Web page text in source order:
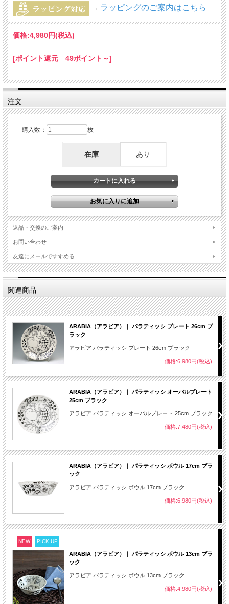
→ ラッピングのご案内はこちら
価格:4,980円(税込)
[ポイント還元 49ポイント～]
注文
購入数： 枚
在庫 あり
返品・交換のご案内
お問い合わせ
友達にメールですすめる
関連商品
ARABIA（アラビア）｜ パラティッシ プレート 26cm ブ
ラック
アラビア パラティッシ プレート 26cm ブラック
価格:6,980円(税込)
ARABIA（アラビア）｜ パラティッシ オーバルプレート
25cm ブラック
アラビア パラティッシ オーバルプレート 25cm ブラック
価格:7,480円(税込)
ARABIA（アラビア）｜ パラティッシ ボウル 17cm ブラ
ック
アラビア パラティッシ ボウル 17cm ブラック
価格:6,980円(税込)
NEW PICK UP
ARABIA（アラビア）｜ パラティッシ ボウル 13cm ブラ
ック
アラビア パラティッシ ボウル 13cm ブラック
価格:4,980円(税込)